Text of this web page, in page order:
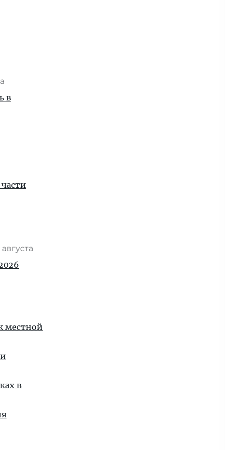
в
августа
местной
в